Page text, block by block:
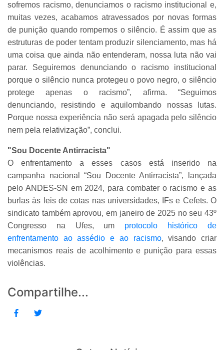
sofremos racismo, denunciamos o racismo institucional e,
muitas vezes, acabamos atravessados por novas formas
de punição quando rompemos o silêncio. É assim que as
estruturas de poder tentam produzir silenciamento, mas há
uma coisa que ainda não entenderam, nossa luta não vai
parar. Seguiremos denunciando o racismo institucional
porque o silêncio nunca protegeu o povo negro, o silêncio
protege apenas o racismo”, afirma. “Seguimos
denunciando, resistindo e aquilombando nossas lutas.
Porque nossa experiência não será apagada pelo silêncio
nem pela relativização”, conclui.
"Sou Docente Antirracista"
O enfrentamento a esses casos está inserido na
campanha nacional “Sou Docente Antirracista”, lançada
pelo ANDES-SN em 2024, para combater o racismo e as
burlas às leis de cotas nas universidades, IFs e Cefets. O
sindicato também aprovou, em janeiro de 2025 no seu 43º
Congresso na Ufes, um protocolo histórico de
enfrentamento ao assédio e ao racismo, visando criar
mecanismos reais de acolhimento e punição para essas
violências.
Compartilhe...